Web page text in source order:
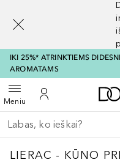
IKI 25%* ATRINKTIEMS
AROMATAMS
MeniuAtidaryti meniuĮ mano paskyrą
Grįžk atgal
Vykdykite paiešką
LIERAC - KŪNO
LIERAC - KŪNO